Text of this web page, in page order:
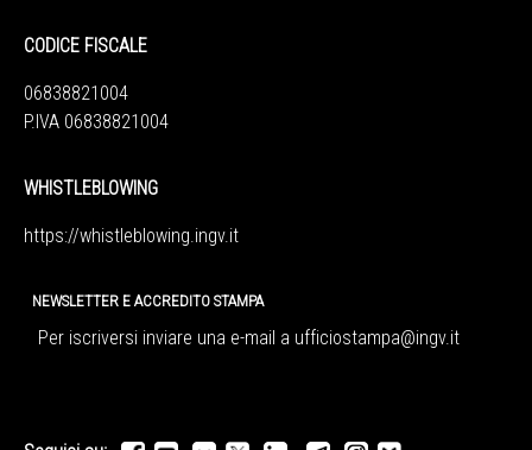
CODICE FISCALE
06838821004
P.IVA 06838821004
WHISTLEBLOWING
https://whistleblowing.ingv.it
NEWSLETTER E ACCREDITO STAMPA
Per iscriversi inviare una e-mail a ufficiostampa@ingv.it